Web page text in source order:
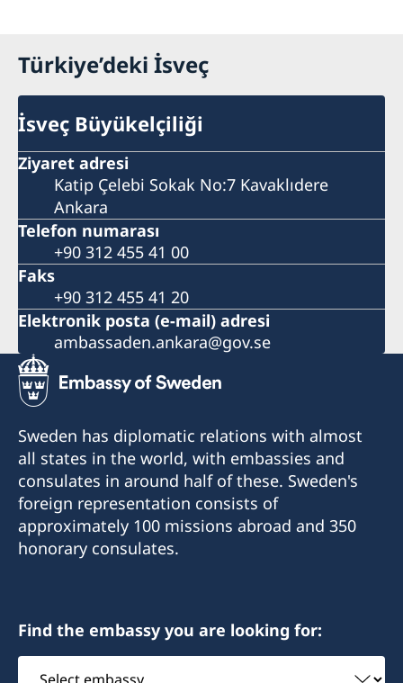
Türkiye’deki İsveç
İsveç Büyükelçiliği
Ziyaret adresi
Katip Çelebi Sokak No:7 Kavaklıdere
Ankara
Telefon numarası
+90 312 455 41 00
Faks
+90 312 455 41 20
Elektronik posta (e-mail) adresi
ambassaden.ankara@gov.se
Sweden has diplomatic relations with almost
all states in the world, with embassies and
consulates in around half of these. Sweden's
foreign representation consists of
approximately 100 missions abroad and 350
honorary consulates.
Find the embassy you are looking for:
Select